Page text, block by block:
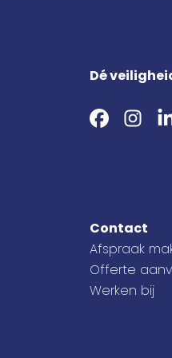
Dé
Contact
Afspraak
Offerte
Werken bij